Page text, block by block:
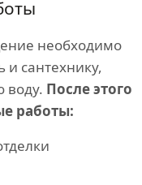
необходимо
сантехнику,
воду. После этого
работы: